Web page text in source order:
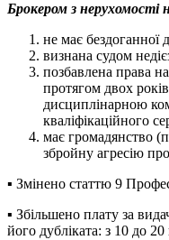
Брокером з
не має бездоганної
визнана судом
позбавлена права
протягом двох
дисциплінарною
кваліфікаційного
має громадянство
збройну агресію
▪️ Змінено статтю 9
▪️ Збільшено плату за
його дубліката: з 10 до 20